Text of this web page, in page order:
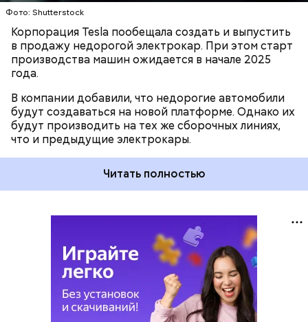
Фото: Shutterstock
Корпорация Tesla пообещала создать и выпустить
в продажу недорогой электрокар. При этом старт
производства машин ожидается в начале 2025
года.
В компании добавили, что недорогие автомобили
будут создаваться на новой платформе. Однако их
будут производить на тех же сборочных линиях,
что и предыдущие электрокары.
Читать полностью